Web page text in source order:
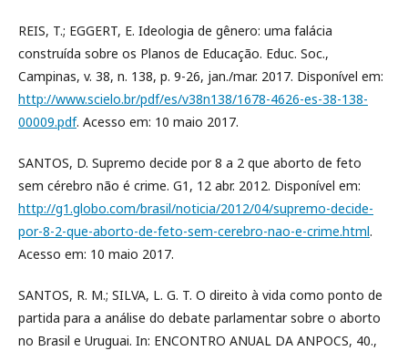
REIS, T.; EGGERT, E. Ideologia de gênero: uma falácia
construída sobre os Planos de Educação. Educ. Soc.,
Campinas, v. 38, n. 138, p. 9-26, jan./mar. 2017. Disponível em:
http://www.scielo.br/pdf/es/v38n138/1678-4626-es-38-138-
00009.pdf. Acesso em: 10 maio 2017.
SANTOS, D. Supremo decide por 8 a 2 que aborto de feto
sem cérebro não é crime. G1, 12 abr. 2012. Disponível em:
http://g1.globo.com/brasil/noticia/2012/04/supremo-decide-
por-8-2-que-aborto-de-feto-sem-cerebro-nao-e-crime.html.
Acesso em: 10 maio 2017.
SANTOS, R. M.; SILVA, L. G. T. O direito à vida como ponto de
partida para a análise do debate parlamentar sobre o aborto
no Brasil e Uruguai. In: ENCONTRO ANUAL DA ANPOCS, 40.,